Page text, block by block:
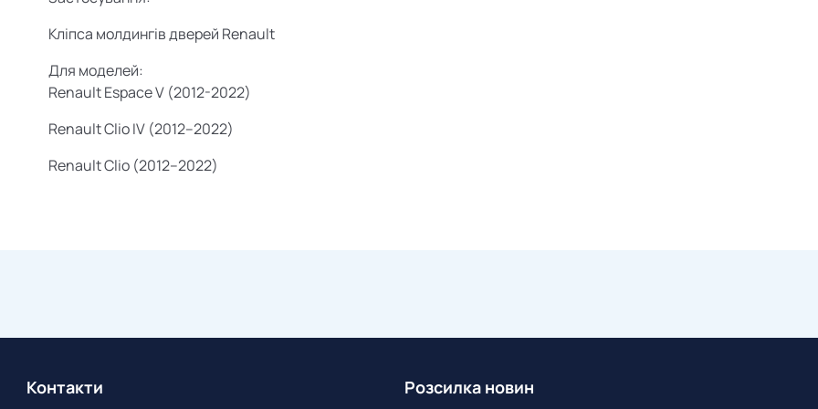
Кліпса молдингів дверей Renault
Для моделей:
Renault Espace V (2012-2022)
Renault Clio IV (2012–2022)
Renault Clio (2012–2022)
Контакти Розсилка новин